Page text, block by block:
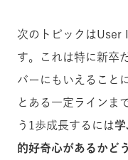
次のトピックはUser
す。これは特に新卒
バーにもいえること
とある一定ラインま
う1歩成長するには学
的好奇心があるかど